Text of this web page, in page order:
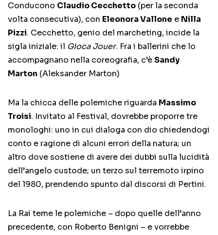
Conducono Claudio Cecchetto (per la seconda
volta consecutiva), con Eleonora Vallone e Nilla
Pizzi. Cecchetto, genio del marcheting, incide la
sigla iniziale: il Gioca Jouer. Fra i ballerini che lo
accompagnano nella coreografia, c’èSandy
Marton (Aleksander Marton)
Ma la chicca delle polemiche riguarda Massimo
Troisi. Invitato al Festival, dovrebbe proporre tre
monologhi: uno in cui dialoga con dio chiedendogi
conto e ragione di alcuni errori della natura; un
altro dove sostiene di avere dei dubbi sulla lucidità
dell’angelo custode; un terzo sul terremoto irpino
del 1980, prendendo spunto dal discorsi di Pertini.
La Rai teme le polemiche – dopo quelle dell’anno
precedente, con Roberto Benigni – e vorrebbe